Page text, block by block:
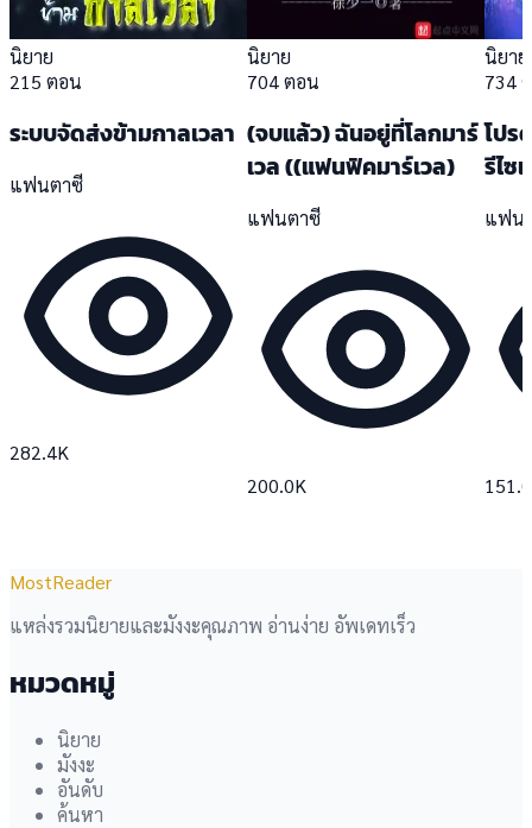
นิยาย
215 ตอน
ระบบจัดส่งข้ามกาลเวลา
แฟนตาซี
282.4K
นิยาย
704 ตอน
(จบแล้ว) ฉันอยู่ที่โลกมาร์
เวล ((แฟนฟิคมาร์เวล)
แฟนตาซี
200.0K
นิยาย
734
โปร
รีไซ
แฟน
MostReader
แหล่งรวมนิยายและมังงะคุณภาพ อ่านง่าย อัพเดทเร็ว
หมวดหมู่
นิยาย
มังงะ
อันดับ
ค้นหา